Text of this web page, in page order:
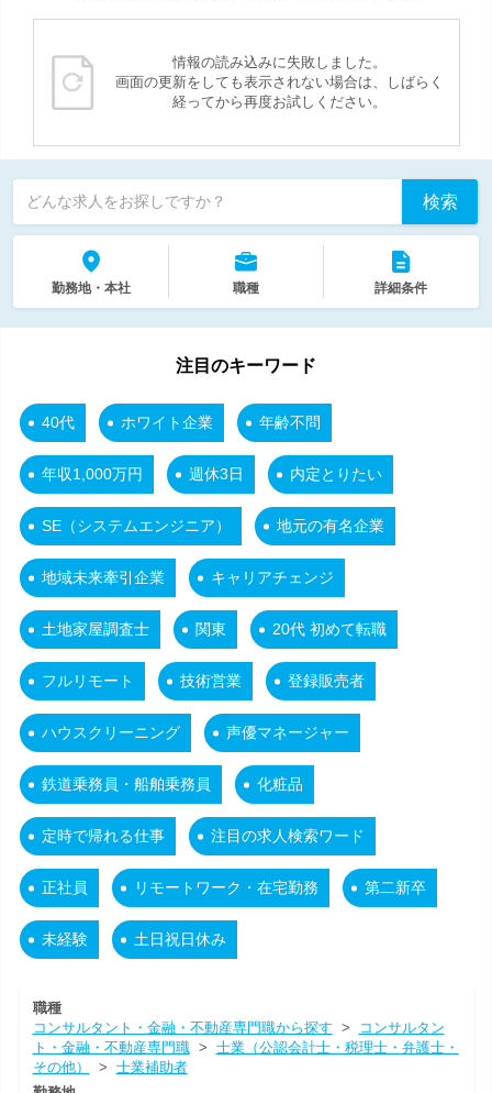
情報の読み込みに失敗しました。
画面の更新をしても表示されない場合は、しばらく
経ってから再度お試しください。
どんな求人をお探しですか？ 検索
勤務地・本社 職種 詳細条件
注目のキーワード
40代 ホワイト企業 年齢不問
年収1,000万円 週休3日 内定とりたい
SE（システムエンジニア） 地元の有名企業
地域未来牽引企業 キャリアチェンジ
土地家屋調査士 関東 20代 初めて転職
フルリモート 技術営業 登録販売者
ハウスクリーニング 声優マネージャー
鉄道乗務員・船舶乗務員 化粧品
定時で帰れる仕事 注目の求人検索ワード
正社員 リモートワーク・在宅勤務 第二新卒
未経験 土日祝日休み
職種
コンサルタント・金融・不動産専門職から探す >
コンサルタン
ト・金融・不動産専門職> 士業（公認会計士・税理士・弁護士・
その他）
> 士業補助者